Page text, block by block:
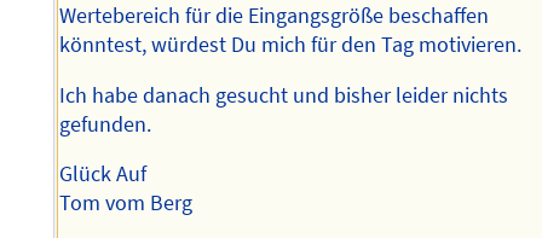
Wertebereich für die Eingangsgröße beschaffen
könntest, würdest Du mich für den Tag motivieren.
Ich habe danach gesucht und bisher leider nichts
gefunden.
Glück Auf
Tom vom Berg